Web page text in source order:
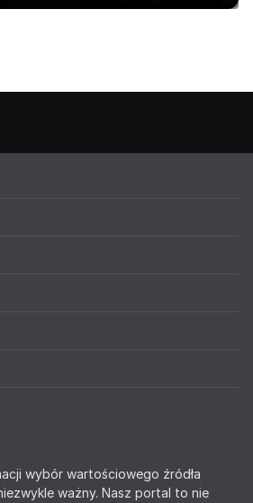
wybór wartościowego źródła
ważny. Nasz portal to nie